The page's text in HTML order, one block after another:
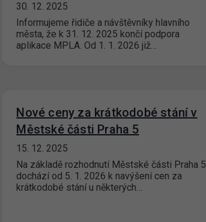
30. 12. 2025
Informujeme řidiče a návštěvníky hlavního
města, že k 31. 12. 2025 končí podpora
aplikace MPLA. Od 1. 1. 2026 již…
Nové ceny za krátkodobé stání v
Městské části Praha 5
15. 12. 2025
Na základě rozhodnutí Městské části Praha 5
dochází od 5. 1. 2026 k navýšení cen za
krátkodobé stání u některých…